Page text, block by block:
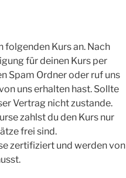
Kurs an. Nach
für deinen Kurs per
Spam Ordner oder ruf uns
uns erhalten hast. Sollte
Vertrag nicht zustande.
zahlst du den Kurs nur
frei sind.
zertifiziert und werden von